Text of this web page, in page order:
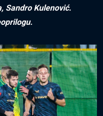
Sandro Kulenović.